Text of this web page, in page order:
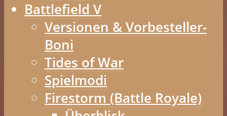
Battlefield V
Versionen & Vorbesteller-
Boni
Tides of War
Spielmodi
Firestorm (Battle Royale)